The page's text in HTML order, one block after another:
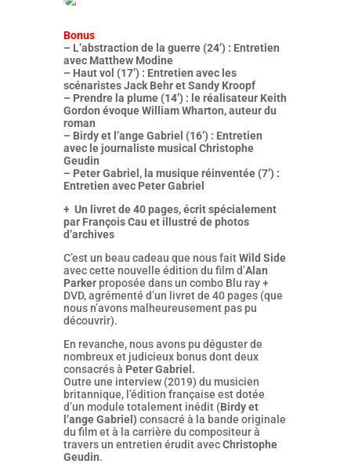
Bonus
– L’abstraction de la guerre (24’) : Entretien
avec Matthew Modine
– Haut vol (17’) : Entretien avec les
scénaristes Jack Behr et Sandy Kroopf
– Prendre la plume (14’) : le réalisateur Keith
Gordon évoque William Wharton, auteur du
roman
– Birdy et l’ange Gabriel (16’) : Entretien
avec le journaliste musical Christophe
Geudin
– Peter Gabriel, la musique réinventée (7’) :
Entretien avec Peter Gabriel
+ Un livret de 40 pages, écrit spécialement
par François Cau et illustré de photos
d’archives
C’est un beau cadeau que nous faitWild Side
avec cette nouvelle édition du film d’Alan
Parkerproposée dans un combo Blu ray +
DVD, agrémenté d’un livret de 40 pages (que
nous n’avons malheureusement pas pu
découvrir).
En revanche, nous avons pu déguster de
nombreux et judicieux bonus dont deux
consacrés à Peter Gabriel.
Outre une interview (2019) du musicien
britannique, l’édition française est dotée
d’un module totalement inédit (Birdy et
l’ange Gabriel) consacré à la bande originale
du film et à la carrière du compositeur à
travers un entretien érudit avecChristophe
Geudin.